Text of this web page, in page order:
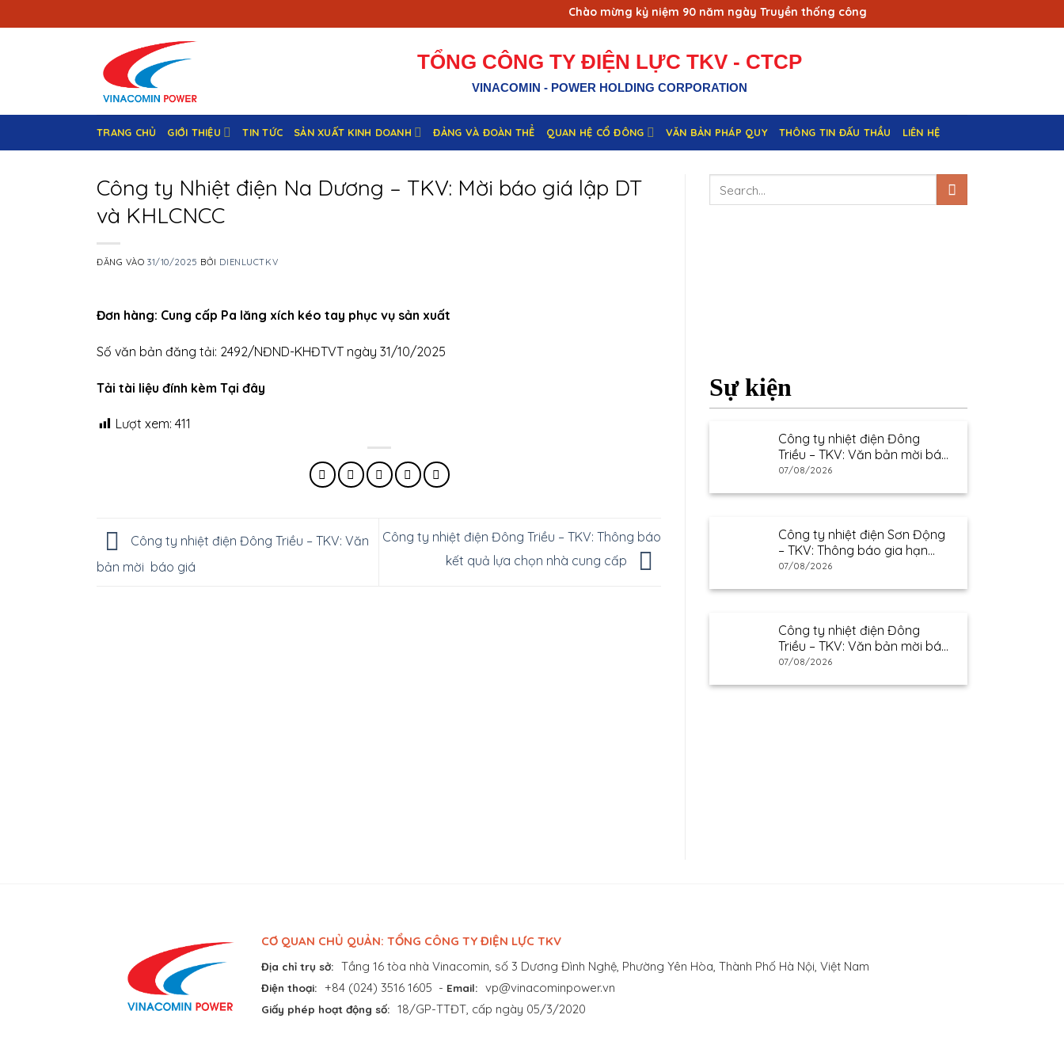
qua
Chào mừng kỷ niệm 90 năm ngày Truyền thống công nhân Vùng mỏ - Truyền thống ngành
TỔNG CÔNG TY ĐIỆN LỰC TKV - CTCP
VINACOMIN - POWER HOLDING CORPORATION
TRANG CHỦ GIỚI THIỆU TIN TỨC SẢN XUẤT KINH DOANH ĐẢNG VÀ ĐOÀN THỂ QUAN HỆ CỔ ĐÔNG VĂN BẢN PHÁP QUY THÔNG TIN ĐẤU THẦU LIÊN HỆ
Công ty Nhiệt điện Na Dương – TKV: Mời báo giá lập DT
và KHLCNCC
ĐĂNG VÀO31/10/2025 BỞI DIENLUCTKV
Đơn hàng: Cung cấp Pa lăng xích kéo tay phục vụ sản xuất
Số văn bản đăng tải: 2492/NĐND-KHĐTVT ngày 31/10/2025
Tải tài liệu đính kèm Tại đây
Lượt xem: 411
Công ty nhiệt điện Đông Triều – TKV: Văn
bản mời báo giá
Công ty nhiệt điện Đông Triều – TKV: Thông báo
kết quả lựa chọn nhà cung cấp
Sự kiện
Công ty nhiệt điện Đông
Triều – TKV: Văn bản mời báo
giá
07/08/2026
Công ty nhiệt điện Sơn Động
– TKV: Thông báo gia hạn
thư mời báo giá
07/08/2026
Công ty nhiệt điện Đông
Triều – TKV: Văn bản mời báo
giá
07/08/2026
CƠ QUAN CHỦ QUẢN: TỔNG CÔNG TY ĐIỆN LỰC TKV
Địa chỉ trụ sở: Tầng 16 tòa nhà Vinacomin, số 3 Dương Đình Nghệ, Phường Yên Hòa, Thành Phố Hà Nội, Việt Nam
Điện thoại: +84 (024) 3516 1605 - Email: vp@vinacominpower.vn
Giấy phép hoạt động số: 18/GP-TTĐT, cấp ngày 05/3/2020